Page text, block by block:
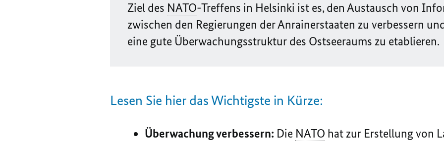
Ziel des NATO-Treffens in Helsinki ist es, den Austausch von
zwischen den Regierungen der Anrainerstaaten zu verbessern
eine gute Überwachungsstruktur des Ostseeraums zu etablieren.
Lesen Sie hier das Wichtigste in Kürze:
Überwachung verbessern: Die NATO hat zur Erstellung von